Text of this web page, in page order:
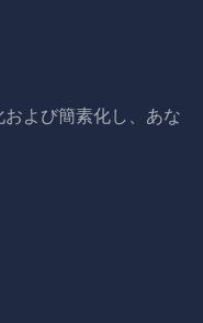
よび簡素化し、あな